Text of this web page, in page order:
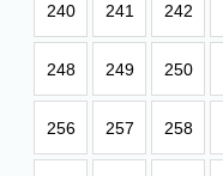
240 241 242
248 249 250
256 257 258